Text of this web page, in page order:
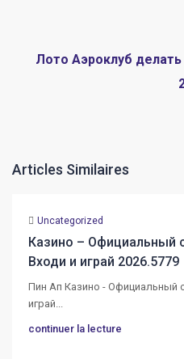
Лото Аэроклуб
Articles Similaires
Uncategorized
Казино – Официальный
Входи и играй 2026.5779
Пин Ап Казино - Официальный
играй...
continuer la lecture